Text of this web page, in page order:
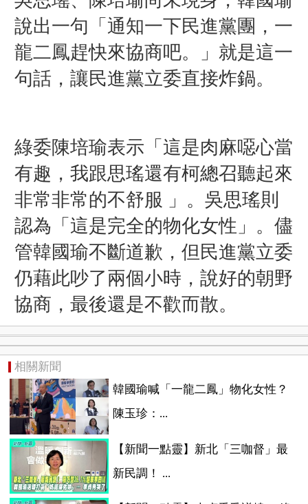
說出一句「通知一下民進黨團，一
龍二鳳趕快來協商吧。」就是這一
句話，讓民進黨立委直接炸鍋。
綠委陳培瑜表示「這是肉麻噁心當
有趣，我跟思瑤還有柯總召聽起來
非常非常的不舒服 」。吳思瑤則
認為「這是完全的物化女性」
。儘
管韓國瑜不斷道歉，但民進黨立委
仍藉此吵了兩個小時，說好的朝野
協商，最後還是不歡而散。
相關新聞
韓國瑜喊「一龍二鳳」物化女性？
陳玉珍：...
【新聞一點靈】新北「三咖督」最
新民調！ ...